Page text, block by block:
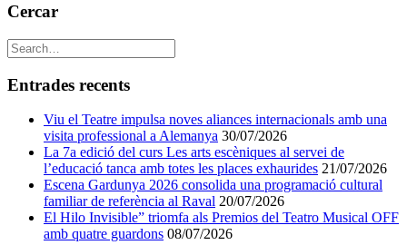
Cercar
Entrades recents
Viu el Teatre impulsa noves aliances internacionals amb una
visita professional a Alemanya 30/07/2026
La 7a edició del curs Les arts escèniques al servei de
l’educació tanca amb totes les places exhaurides 21/07/2026
Escena Gardunya 2026 consolida una programació cultural
familiar de referència al Raval 20/07/2026
El Hilo Invisible” triomfa als Premios del Teatro Musical OFF
amb quatre guardons 08/07/2026